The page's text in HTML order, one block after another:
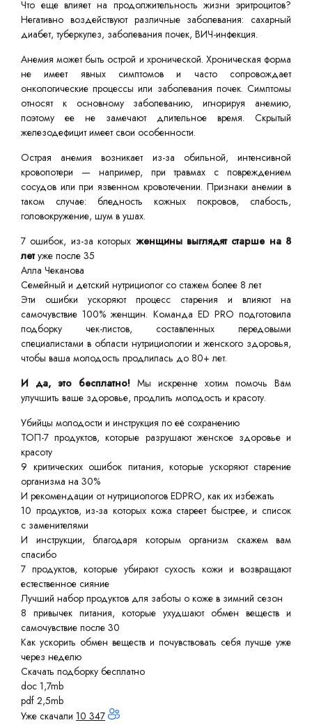
Что еще влияет на продолжительность жизни эритроцитов?
Негативно воздействуют различные заболевания: сахарный
диабет, туберкулез, заболевания почек, ВИЧ-инфекция.
Анемия может быть острой и хронической. Хроническая форма
не имеет явных симптомов и часто сопровождает
онкологические процессы или заболевания почек. Симптомы
относят к основному заболеванию, игнорируя анемию,
поэтому ее не замечают длительное время. Скрытый
железодефицит имеет свои особенности.
Острая анемия возникает из-за обильной, интенсивной
кровопотери — например, при травмах с повреждением
сосудов или при язвенном кровотечении. Признаки анемии в
таком случае: бледность кожных покровов, слабость,
головокружение, шум в ушах.
7 ошибок, из-за которых женщины выглядят старше на 8
летуже после 35
Алла Чеканова
Семейный и детский нутрициолог со стажем более 8 лет
Эти ошибки ускоряют процесс старения и влияют на
самочувствие 100% женщин. Команда ED PRO подготовила
подборку чек-листов, составленных передовыми
специалистами в области нутрициологии и женского здоровья,
чтобы ваша молодость продлилась до 80+ лет.
И да, это бесплатно! Мы искренне хотим помочь Вам
улучшить ваше здоровье, продлить молодость и красоту.
Убийцы молодости и инструкция по её сохранению
ТОП-7 продуктов, которые разрушают женское здоровье и
красоту
9 критических ошибок питания, которые ускоряют старение
организма на 30%
И рекомендации от нутрициологов EDPRO, как их избежать
10 продуктов, из-за которых кожа стареет быстрее, и список
с заменителями
И инструкции, благодаря которым организм скажем вам
спасибо
7 продуктов, которые убирают сухость кожи и возвращают
естественное сияние
Лучший набор продуктов для заботы о коже в зимний сезон
8 привычек питания, которые ухудшают обмен веществ и
самочувствие после 30
Как ускорить обмен веществ и почувствовать себя лучше уже
через неделю
Скачать подборку бесплатно
doc 1,7mb
pdf 2,5mb
Уже скачали 10 347